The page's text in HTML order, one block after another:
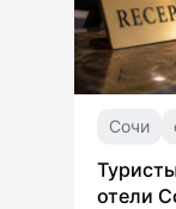
Сочи
отели